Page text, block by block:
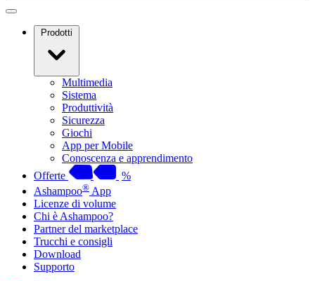
Prodotti
Multimedia
Sistema
Produttività
Sicurezza
Giochi
App per Mobile
Conoscenza e apprendimento
Offerte
%
Ashampoo® App
Licenze di volume
Chi è Ashampoo?
Partner del marketplace
Trucchi e consigli
Download
Supporto